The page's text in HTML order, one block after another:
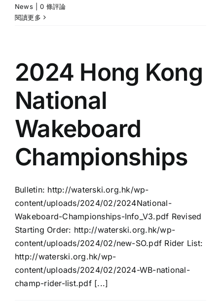
News
0 條評論
閱讀更多
2024 Hong Kong
National
Wakeboard
Championships
Bulletin: http://waterski.org.hk/wp-
content/uploads/2024/02/2024National-
Wakeboard-Championships-Info_V3.pdf Revised
Starting Order: http://waterski.org.hk/wp-
content/uploads/2024/02/new-SO.pdf Rider List:
http://waterski.org.hk/wp-
content/uploads/2024/02/2024-WB-national-
champ-rider-list.pdf [...]